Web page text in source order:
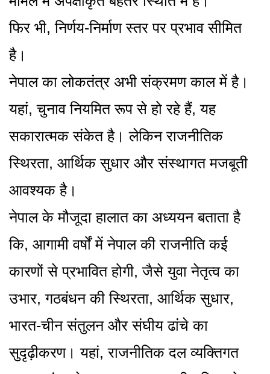
फिर भी, निर्णय-निर्माण स्तर पर प्रभाव सीमित
है।
नेपाल का लोकतंत्र अभी संक्रमण काल में है।
यहां, चुनाव नियमित रूप से हो रहे हैं, यह
सकारात्मक संकेत है। लेकिन राजनीतिक
स्थिरता, आर्थिक सुधार और संस्थागत मजबूती
आवश्यक है।
नेपाल के मौजूदा हालात का अध्ययन बताता है
कि, आगामी वर्षों में नेपाल की राजनीति कई
कारणों से प्रभावित होगी, जैसे युवा नेतृत्व का
उभार, गठबंधन की स्थिरता, आर्थिक सुधार,
भारत-चीन संतुलन और संघीय ढांचे का
सुदृढ़ीकरण। यहां, राजनीतिक दल व्यक्तिगत